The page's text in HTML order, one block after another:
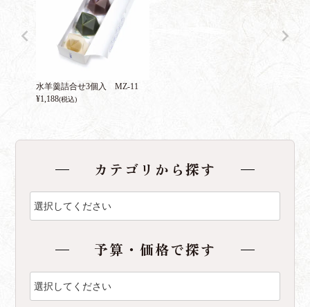
水羊羹詰合せ3個入 MZ-11
¥1,188(税込)
カテゴリから探す
予算・価格で探す